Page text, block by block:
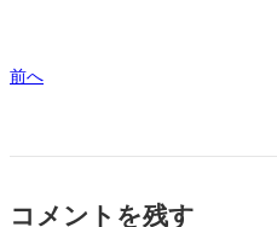
前へ
コメントを残す